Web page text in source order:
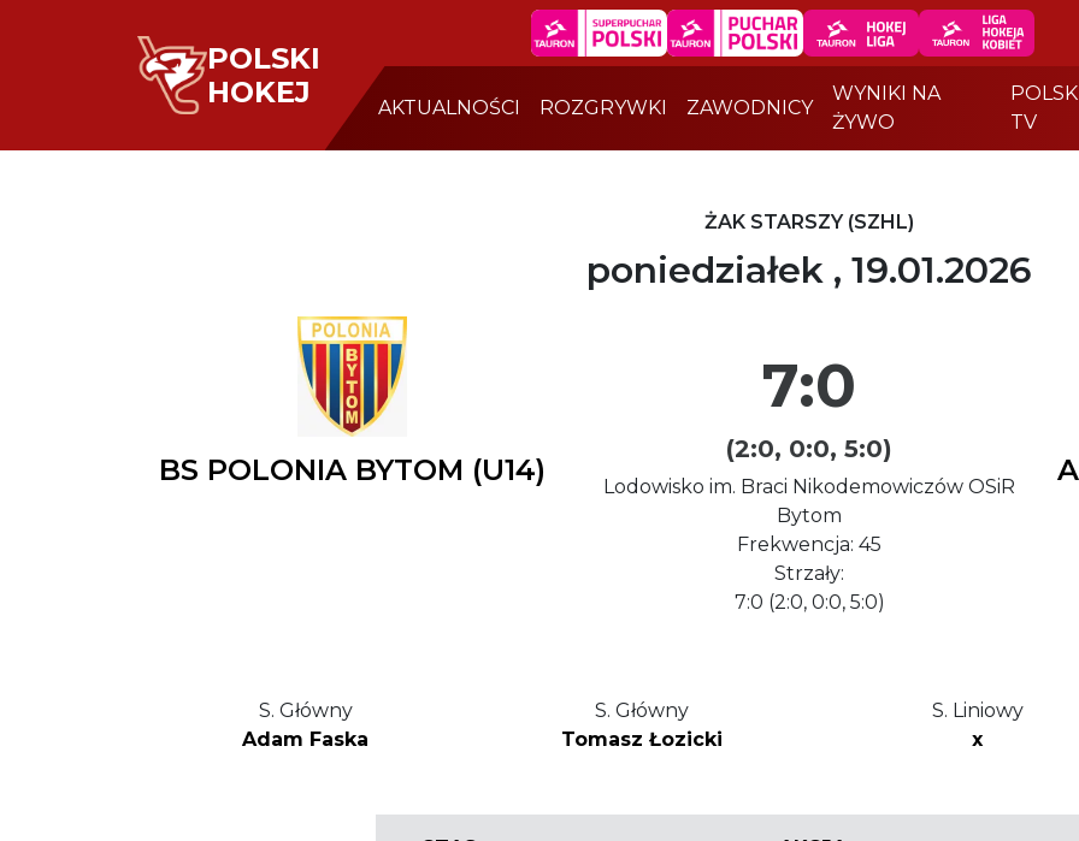
POLSKI
HOKEJ
AKTUALNOŚCI ROZGRYWKI ZAWODNICY
WYNIKI NA
ŻYWO
TV
ŻAK STARSZY (SZHL)
poniedziałek , 19.01.2026
BS POLONIA BYTOM (U14)
7:0
(2:0, 0:0, 5:0)
Lodowisko im. Braci Nikodemowiczów OSiR
Bytom
Frekwencja: 45
Strzały:
7:0 (2:0, 0:0, 5:0)
S. Główny
Adam Faska
S. Główny
Tomasz Łozicki
S. Liniowy
x